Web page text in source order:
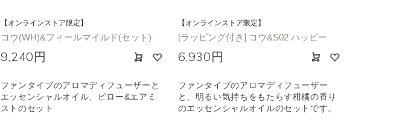
【オンラインストア限定】
コウ(WH)&フィールマイルド(セット)
9,240円
ファンタイプのアロマディフューザーと
エッセンシャルオイル、ピロー&エアミ
ストのセット
【オンラインストア限定】
[ラッピング付き] コウ&S02 ハッピー
6,930円
ファンタイプのアロマディフューザー
と、明るい気持ちをもたらす柑橘の香り
のエッセンシャルオイルのセットです。